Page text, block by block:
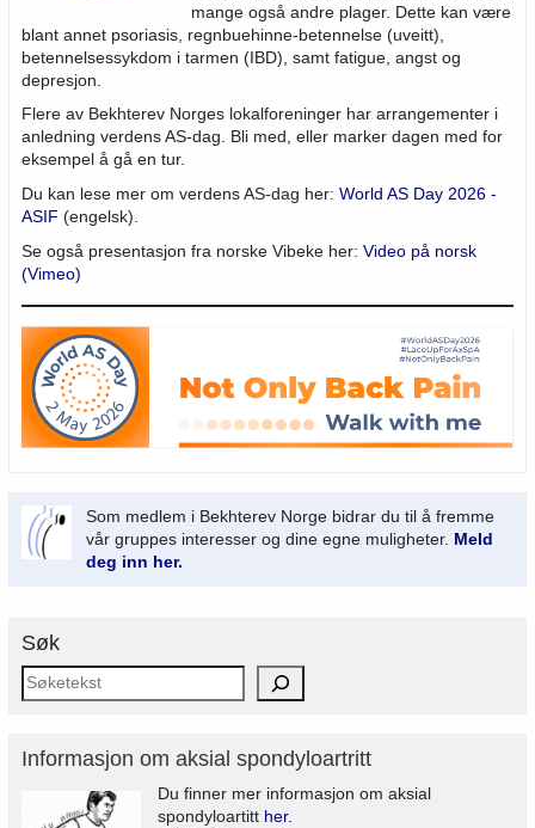
mange også andre plager. Dette kan være
blant annet psoriasis, regnbuehinne-betennelse (uveitt),
betennelsessykdom i tarmen (IBD), samt fatigue, angst og
depresjon.
Flere av Bekhterev Norges lokalforeninger har arrangementer i
anledning verdens AS-dag. Bli med, eller marker dagen med for
eksempel å gå en tur.
Du kan lese mer om verdens AS-dag her: World AS Day 2026 -
ASIF (engelsk).
Se også presentasjon fra norske Vibeke her: Video på norsk
(Vimeo)
Som medlem i Bekhterev Norge bidrar du til å fremme
vår gruppes interesser og dine egne muligheter. Meld
deg inn her.
Søk
Informasjon om aksial spondyloartritt
Du finner mer informasjon om aksial
spondyloartitt her.